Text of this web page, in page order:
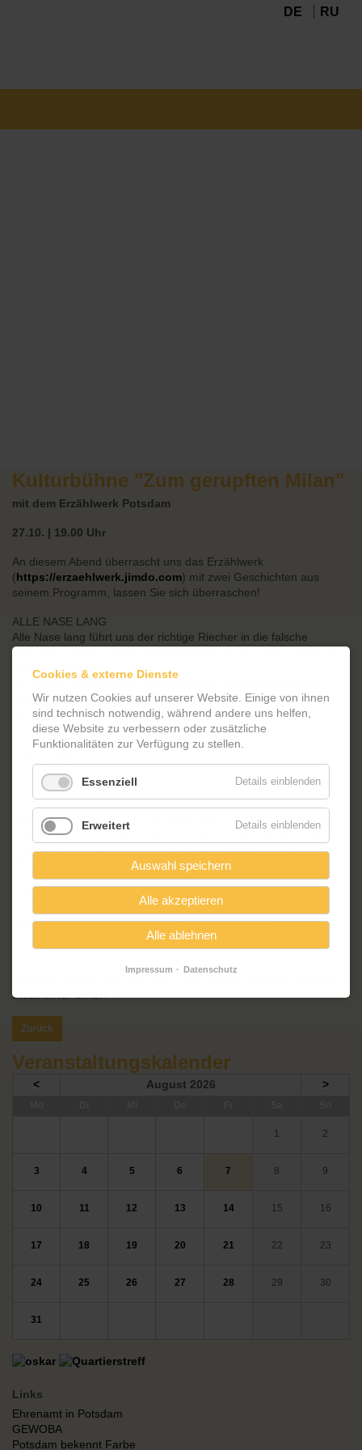
DE RU
Kulturbühne "Zum gerupften Milan"
mit dem Erzählwerk Potsdam
27.10. | 19.00 Uhr
An diesem Abend überrascht uns das Erzählwerk
(https://erzaehlwerk.jimdo.com) mit zwei Geschichten aus
seinem Programm, lassen Sie sich überraschen!
ALLE NASE LANG
Alle Nase lang führt uns der richtige Riecher in die falsche
Richtung , steckt er in fremden Angelegenheiten und schwelgt in
wohligen Gerüchen .
Geschichten über alles was uns zugeflogen kam.
Es erzählen Karin Warnken und Suse Weisse
Seien Sie gespannt, kommen Sie zu uns, kommen Sie herein,
sagen Sie es weiter und freuen Sie sich mit uns auf einen tollen
Abend, bei uns im Wohnzimmer des Schlaatzes, im Friedrich-
Reinsch-Haus, in unserer Kulturreihe „Zum gerupften Milan“.
*Eintritt und Getränke auf freiwilliger Spendenbasis*
Stadtkontor GmbH
Zurück
Veranstaltungskalender
< August 2026 >
1 2
3 4 5 6 7 8 9
10 11 12 13 14 15 16
17 18 19 20 21 22 23
24 25 26 27 28 29 30
31
Links
Ehrenamt in Potsdam
GEWOBA
Potsdam bekennt Farbe
Cookies & externe Dienste
Wir nutzen Cookies auf unserer Website. Einige von ihnen
sind technisch notwendig, während andere uns helfen,
diese Website zu verbessern oder zusätzliche
Funktionalitäten zur Verfügung zu stellen.
Essenziell Details einblenden
Erweitert Details einblenden
Auswahl speichern
Alle akzeptieren
Alle ablehnen
Impressum Datenschutz